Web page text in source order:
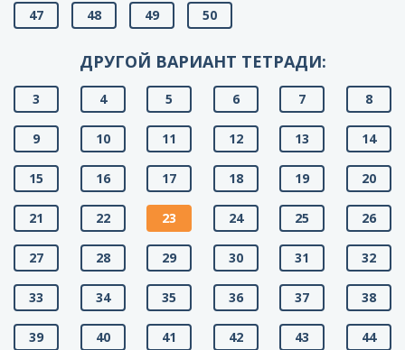
47 48 49 50
ДРУГОЙ ВАРИАНТ ТЕТРАДИ:
3 4 5 6 7 8
9 10 11 12 13 14
15 16 17 18 19 20
21 22 23 24 25 26
27 28 29 30 31 32
33 34 35 36 37 38
39 40 41 42 43 44